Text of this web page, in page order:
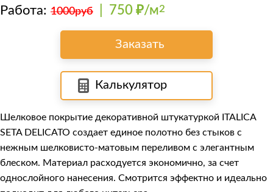
Работа: 1000руб 750 ₽/м2
Заказать
Калькулятор
Шелковое покрытие декоративной штукатуркой ITALICA
SETA DELICATO создает единое полотно без стыков с
нежным шелковисто-матовым переливом с элегантным
блеском. Материал расходуется экономично, за счет
однослойного нанесения. Смотрится эффектно и идеально